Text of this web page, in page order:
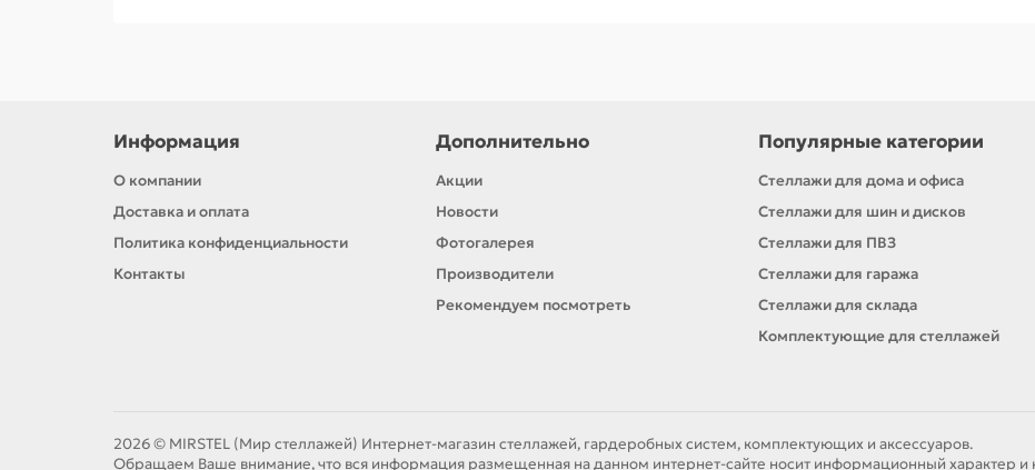
Информация
О компании
Доставка и оплата
Политика конфиденциальности
Контакты
Дополнительно
Акции
Новости
Фотогалерея
Производители
Рекомендуем посмотреть
Популярные категории
Стеллажи для дома и офиса
Стеллажи для шин и дисков
Стеллажи для ПВЗ
Стеллажи для гаража
Стеллажи для склада
Комплектующие для стеллажей
2026 © MIRSTEL (Мир стеллажей) Интернет-магазин стеллажей, гардеробных систем, комплектующих и аксессуаров.
Обращаем Ваше внимание, что вся информация размещенная на данном интернет-сайте носит информационный характер и